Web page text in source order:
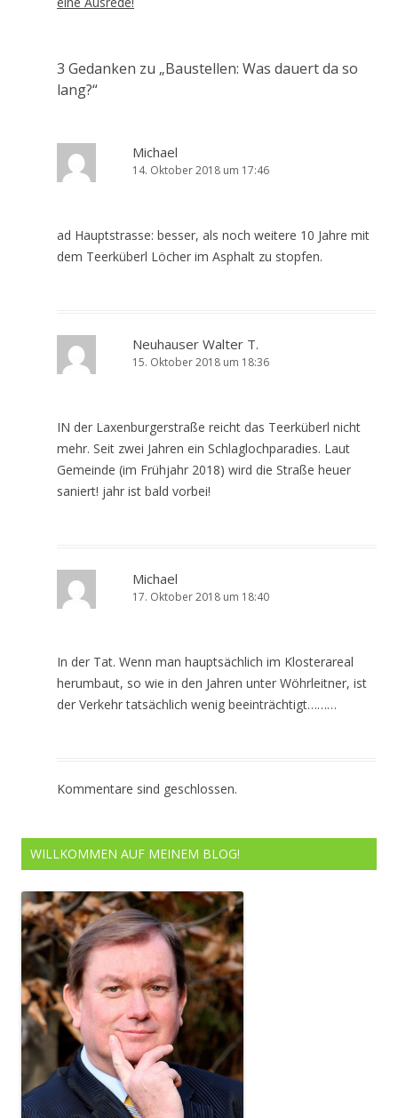
3 Gedanken zu „Baustellen: Was dauert da so
lang?“
Michael
14. Oktober 2018 um 17:46
ad Hauptstrasse: besser, als noch weitere 10 Jahre mit
dem Teerküberl Löcher im Asphalt zu stopfen.
Neuhauser Walter T.
15. Oktober 2018 um 18:36
IN der Laxenburgerstraße reicht das Teerküberl nicht
mehr. Seit zwei Jahren ein Schlaglochparadies. Laut
Gemeinde (im Frühjahr 2018) wird die Straße heuer
saniert! jahr ist bald vorbei!
Michael
17. Oktober 2018 um 18:40
In der Tat. Wenn man hauptsächlich im Klosterareal
herumbaut, so wie in den Jahren unter Wöhrleitner, ist
der Verkehr tatsächlich wenig beeinträchtigt………
Kommentare sind geschlossen.
WILLKOMMEN AUF MEINEM BLOG!